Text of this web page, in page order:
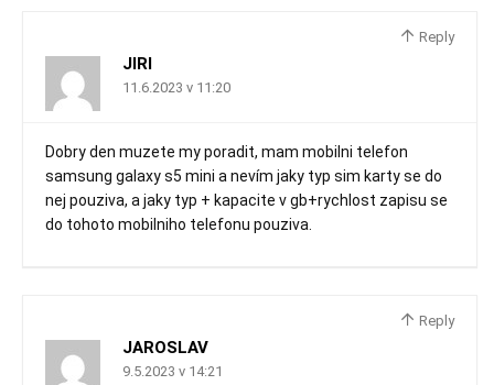
Reply
JIRI
11.6.2023 v 11:20
Dobry den muzete my poradit, mam mobilni telefon
samsung galaxy s5 mini a nevím jaky typ sim karty se do
nej pouziva, a jaky typ + kapacite v gb+rychlost zapisu se
do tohoto mobilniho telefonu pouziva.
Reply
JAROSLAV
9.5.2023 v 14:21